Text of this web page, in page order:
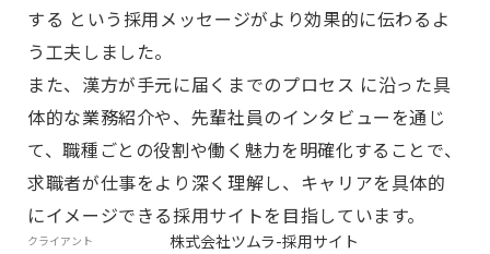
する という採用メッセージがより効果的に伝わるよ
う工夫しました。
また、漢方が手元に届くまでのプロセス に沿った具
体的な業務紹介や、先輩社員のインタビューを通じ
て、職種ごとの役割や働く魅力を明確化することで、
求職者が仕事をより深く理解し、キャリアを具体的
にイメージできる採用サイトを目指しています。
クライアント 株式会社ツムラ-採用サイト